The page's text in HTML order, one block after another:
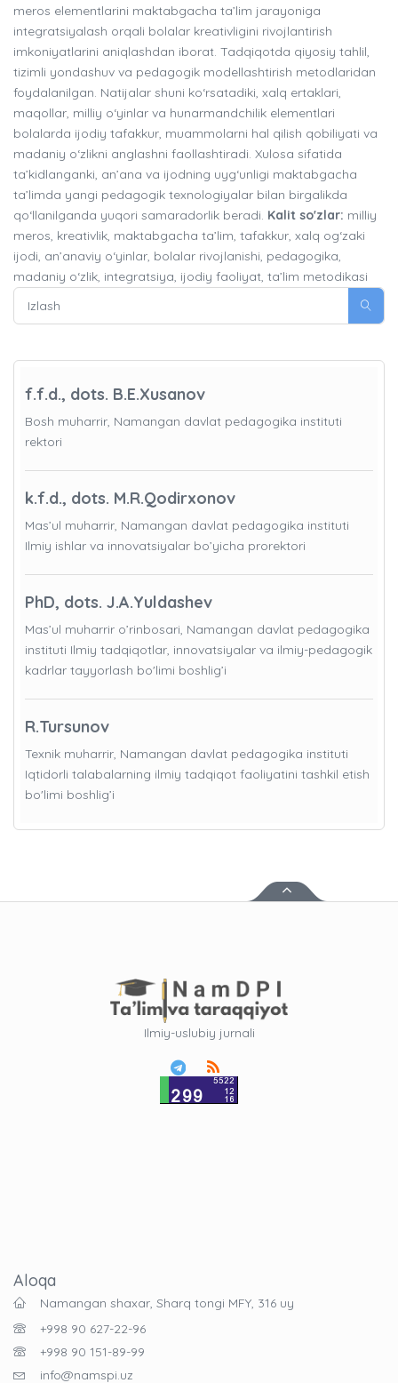
meros elementlarini maktabgacha ta’lim jarayoniga
integratsiyalash orqali bolalar kreativligini rivojlantirish
imkoniyatlarini aniqlashdan iborat. Tadqiqotda qiyosiy tahlil,
tizimli yondashuv va pedagogik modellashtirish metodlaridan
foydalanilgan. Natijalar shuni ko‘rsatadiki, xalq ertaklari,
maqollar, milliy o‘yinlar va hunarmandchilik elementlari
bolalarda ijodiy tafakkur, muammolarni hal qilish qobiliyati va
madaniy o‘zlikni anglashni faollashtiradi. Xulosa sifatida
ta’kidlanganki, an’ana va ijodning uyg‘unligi maktabgacha
ta’limda yangi pedagogik texnologiyalar bilan birgalikda
qo‘llanilganda yuqori samaradorlik beradi. Kalit so'zlar: milliy
meros, kreativlik, maktabgacha ta’lim, tafakkur, xalq og‘zaki
ijodi, an’anaviy o‘yinlar, bolalar rivojlanishi, pedagogika,
madaniy o‘zlik, integratsiya, ijodiy faoliyat, ta’lim metodikasi
f.f.d., dots. B.E.Xusanov
Bosh muharrir, Namangan davlat pedagogika instituti
rektori
k.f.d., dots. M.R.Qodirxonov
Mas’ul muharrir, Namangan davlat pedagogika instituti
Ilmiy ishlar va innovatsiyalar bo’yicha prorektori
PhD, dots. J.A.Yuldashev
Mas’ul muharrir o’rinbosari, Namangan davlat pedagogika
instituti Ilmiy tadqiqotlar, innovatsiyalar va ilmiy-pedagogik
kadrlar tayyorlash bo'limi boshlig’i
R.Tursunov
Texnik muharrir, Namangan davlat pedagogika instituti
Iqtidorli talabalarning ilmiy tadqiqot faoliyatini tashkil etish
bo'limi boshlig’i
Ilmiy-uslubiy jurnali
Aloqa
Namangan shaxar, Sharq tongi MFY, 316 uy
+998 90 627-22-96
+998 90 151-89-99
info@namspi.uz